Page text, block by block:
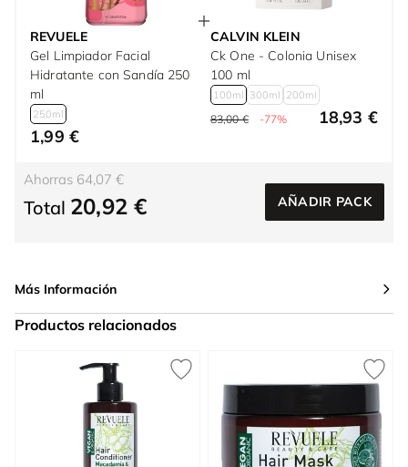
REVUELE
Gel Limpiador Facial
Hidratante con Sandía 250
ml
250ml
1,99 €
CALVIN KLEIN
Ck One - Colonia Unisex
100 ml
100ml 300ml 200ml
83,00 € -77% 18,93 €
Ahorras 64,07 €
Total 20,92 € AÑADIR PACK
Más Información
Productos relacionados